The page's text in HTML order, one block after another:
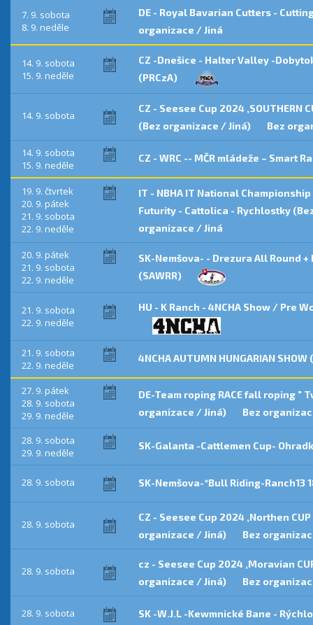
7. 9. sobota
8. 9. neděle
DE - Royal Bavarian Cutters -
organizace / Jiná
14. 9. sobota
15. 9. neděle
CZ -Dnešice - Halter Valley -
(PRCzA)
14. 9. sobota
CZ - Seesee Cup 2024 ,SOUTHERN
(Bez organizace / Jiná)
Bez
14. 9. sobota
15. 9. neděle
CZ - WRC -- MČR mládeže – Smart
19. 9. čtvrtek
20. 9. pátek
21. 9. sobota
22. 9. neděle
IT - NBHA IT National
Futurity - Cattolica - Rychlostky
organizace / Jiná
20. 9. pátek
21. 9. sobota
22. 9. neděle
SK-Nemšova- - Drezura All Round +
(SAWRR)
21. 9. sobota
22. 9. neděle
HU - K Ranch - 4NCHA Show / Pre
21. 9. sobota
22. 9. neděle
4NCHA AUTUMN HUNGARIAN
27. 9. pátek
28. 9. sobota
29. 9. neděle
DE-Team roping RACE fall roping ”
organizace / Jiná)
Bez
28. 9. sobota
29. 9. neděle
SK-Galanta -Cattlemen Cup-
28. 9. sobota SK-Nemšova-*Bull Riding-Ranch13
28. 9. sobota
CZ - Seesee Cup 2024 ,Northen
organizace / Jiná)
Bez
28. 9. sobota
cz - Seesee Cup 2024 ,Moravian
organizace / Jiná)
Bez
28. 9. sobota SK -W.J.L -Kewmnické Bane -